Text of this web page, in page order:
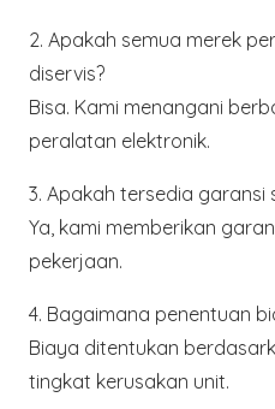
2. Apakah semua merek
diservis?
Bisa. Kami menangani
peralatan elektronik.
3. Apakah tersedia garansi
Ya, kami memberikan
pekerjaan.
4. Bagaimana penentuan
Biaya ditentukan
tingkat kerusakan unit.